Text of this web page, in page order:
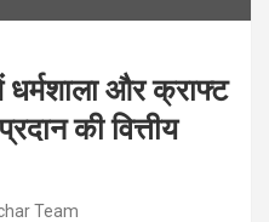
और क्राफ्ट
की वित्तीय
Team